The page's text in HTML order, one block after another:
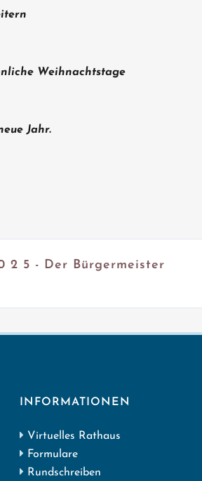
Weihnachtstage
Jahr.
2 5 - Der Bürgermeister
INFORMATIONEN
Virtuelles Rathaus
Formulare
Rundschreiben